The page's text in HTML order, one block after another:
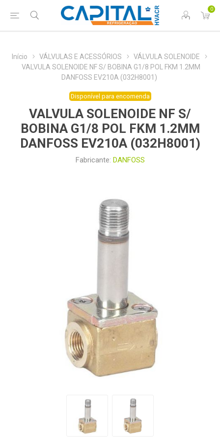
0
Início VÁLVULAS E ACESSÓRIOS
VÁLVULA SOLENOIDE
VALVULA SOLENOIDE NF S/ BOBINA G1/8 POL FKM 1.2MM
DANFOSS EV210A (032H8001)
Disponível para encomenda
VALVULA SOLENOIDE NF S/
BOBINA G1/8 POL FKM 1.2MM
DANFOSS EV210A (032H8001)
Fabricante: DANFOSS